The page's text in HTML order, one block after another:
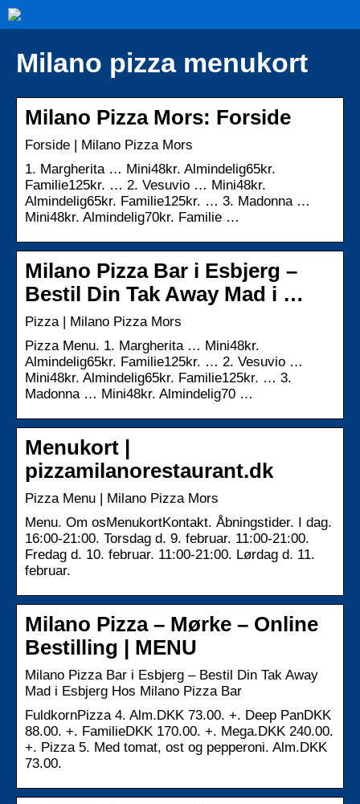
Milano pizza menukort
Milano Pizza Mors: Forside
Forside | Milano Pizza Mors
1. Margherita … Mini48kr. Almindelig65kr.
Familie125kr. … 2. Vesuvio … Mini48kr.
Almindelig65kr. Familie125kr. … 3. Madonna …
Mini48kr. Almindelig70kr. Familie …
Milano Pizza Bar i Esbjerg –
Bestil Din Tak Away Mad i …
Pizza | Milano Pizza Mors
Pizza Menu. 1. Margherita … Mini48kr.
Almindelig65kr. Familie125kr. … 2. Vesuvio …
Mini48kr. Almindelig65kr. Familie125kr. … 3.
Madonna … Mini48kr. Almindelig70 …
Menukort |
pizzamilanorestaurant.dk
Pizza Menu | Milano Pizza Mors
Menu. Om osMenukortKontakt. Åbningstider. I dag.
16:00-21:00. Torsdag d. 9. februar. 11:00-21:00.
Fredag d. 10. februar. 11:00-21:00. Lørdag d. 11.
februar.
Milano Pizza – Mørke – Online
Bestilling | MENU
Milano Pizza Bar i Esbjerg – Bestil Din Tak Away
Mad i Esbjerg Hos Milano Pizza Bar
FuldkornPizza 4. Alm.DKK 73.00. +. Deep PanDKK
88.00. +. FamilieDKK 170.00. +. Mega.DKK 240.00.
+. Pizza 5. Med tomat, ost og pepperoni. Alm.DKK
73.00.